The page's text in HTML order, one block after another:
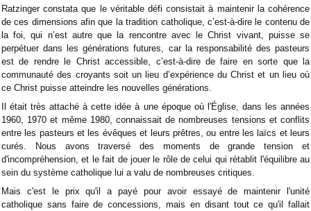
Ratzinger constata que le véritable défi consistait à maintenir la cohérence
de ces dimensions afin que la tradition catholique, c’est-à-dire le contenu de
la foi, qui n’est autre que la rencontre avec le Christ vivant, puisse se
perpétuer dans les générations futures, car la responsabilité des pasteurs
est de rendre le Christ accessible, c’est-à-dire de faire en sorte que la
communauté des croyants soit un lieu d’expérience du Christ et un lieu où
ce Christ puisse atteindre les nouvelles générations.
Il était très attaché à cette idée à une époque où l'Église, dans les années
1960, 1970 et même 1980, connaissait de nombreuses tensions et conflits
entre les pasteurs et les évêques et leurs prêtres, ou entre les laïcs et leurs
curés. Nous avons traversé des moments de grande tension et
d'incompréhension, et le fait de jouer le rôle de celui qui rétablit l'équilibre au
sein du système catholique lui a valu de nombreuses critiques.
Mais c'est le prix qu'il a payé pour avoir essayé de maintenir l'unité
catholique sans faire de concessions, mais en disant tout ce qu'il fallait